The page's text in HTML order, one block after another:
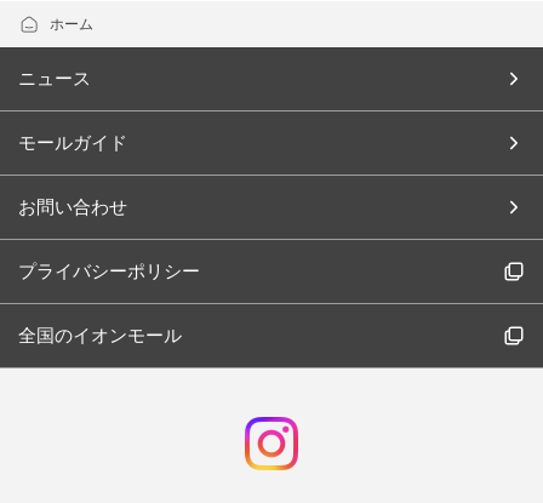
ホーム
ニュース
モールガイド
お問い合わせ
プライバシーポリシー
全国のイオンモール